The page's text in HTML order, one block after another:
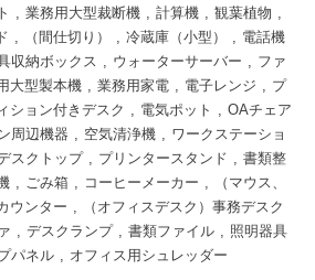
業務用大型裁断機 計算機
観葉植物
（間仕切り） 冷蔵庫（小型）
電話機
収納ボックス ウォーターサーバー
ファ
大型製本機 業務用家電 電子レンジ
プ
ション付きデスク 電気ポット
OAチェア
周辺機器 空気清浄機
ワークステーショ
デスクトップ プリンタースタンド
書類整
ごみ箱 コーヒーメーカー
（マウス、
ウンター
（オフィスデスク）事務デスク
デスクランプ 書類ファイル
照明器具
パネル オフィス用シュレッダー